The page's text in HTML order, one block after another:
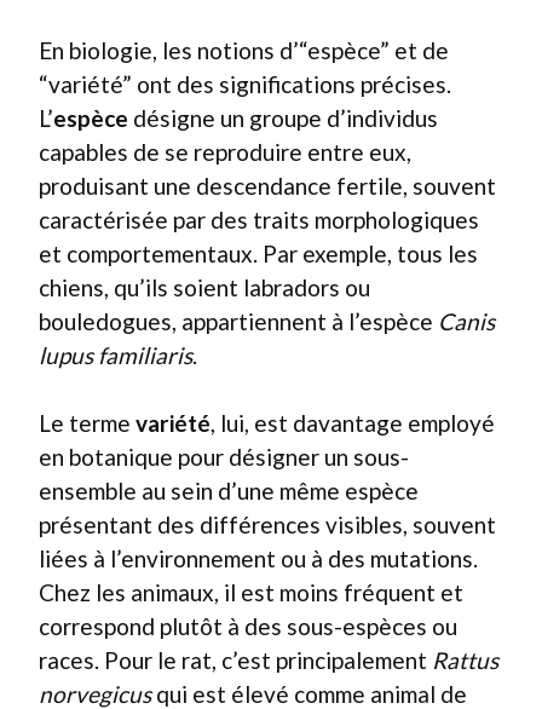
En biologie, les notions d’“espèce” et de
“variété” ont des significations précises.
L’espèce désigne un groupe d’individus
capables de se reproduire entre eux,
produisant une descendance fertile, souvent
caractérisée par des traits morphologiques
et comportementaux. Par exemple, tous les
chiens, qu’ils soient labradors ou
bouledogues, appartiennent à l’espèce Canis
lupus familiaris.
Le terme variété, lui, est davantage employé
en botanique pour désigner un sous-
ensemble au sein d’une même espèce
présentant des différences visibles, souvent
liées à l’environnement ou à des mutations.
Chez les animaux, il est moins fréquent et
correspond plutôt à des sous-espèces ou
races. Pour le rat, c’est principalement Rattus
norvegicusqui est élevé comme animal de